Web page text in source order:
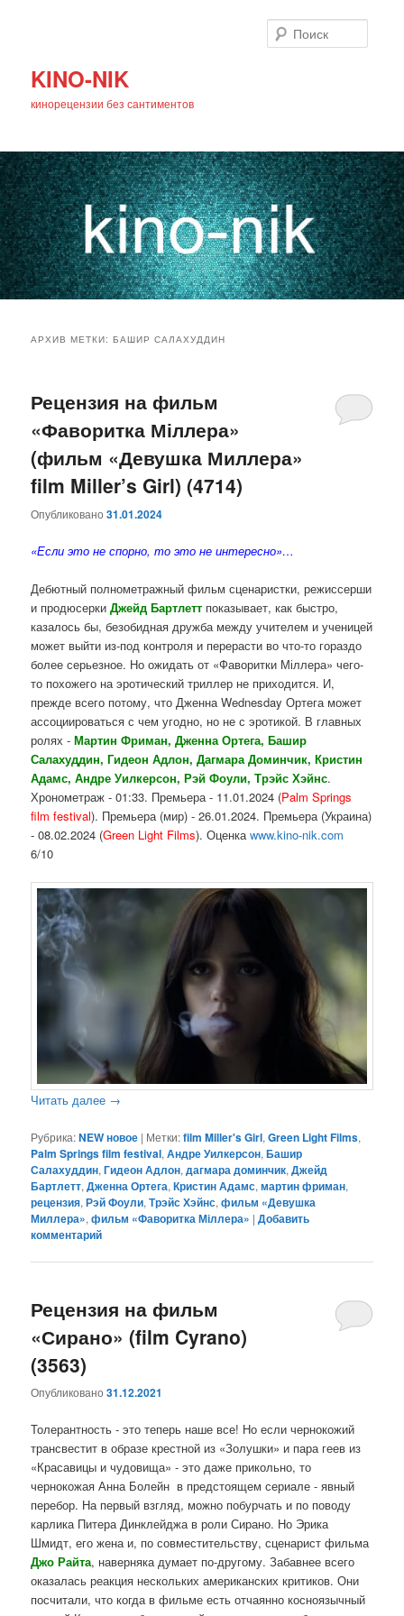
KINO-NIK
кинорецензии без сантиментов
основному
содержимому
дополнительному
содержимому
АРХИВ МЕТКИ:БАШИР САЛАХУДДИН
Рецензия на фильм
«Фаворитка Міллера»
(фильм «Девушка Миллера»
film Miller’s Girl) (4714)
Опубликовано31.01.2024
«Если это не спорно, то это не интересно»…
Дебютный полнометражный фильм сценаристки, режиссерши
и продюсеркиДжейд Бартлетт показывает, как быстро,
казалось бы, безобидная дружба между учителем и ученицей
может выйти из-под контроля и перерасти во что-то гораздо
более серьезное. Но ожидать от «Фаворитки Міллера» чего-
то похожего на эротический триллер не приходится. И,
прежде всего потому, что Дженна Wednesday Ортега может
ассоциироваться с чем угодно, но не с эротикой. В главных
ролях -Мартин Фриман, Дженна Ортега, Башир
Салахуддин, Гидеон Адлон, Дагмара Доминчик, Кристин
Адамс, Андре Уилкерсон, Рэй Фоули, Трэйс Хэйнс.
Хронометраж - 01:33. Премьера - 11.01.2024 (Palm Springs
film festival). Премьера (мир) - 26.01.2024. Премьера (Украина)
- 08.02.2024 (Green Light Films).Оценкаwww.kino-nik.com
6/10
Читать далее →
Рубрика:NEW новое | Метки:film Miller's Girl,Green Light Films,
Palm Springs film festival,Андре Уилкерсон,Башир
Салахуддин,Гидеон Адлон,дагмара доминчик,Джейд
Бартлетт,Дженна Ортега,Кристин Адамс,мартин фриман,
рецензия,Рэй Фоули,Трэйс Хэйнс,фильм «Девушка
Миллера»,фильм «Фаворитка Міллера» |Добавить
комментарий
Рецензия на фильм
«Сирано» (film Cyrano)
(3563)
Опубликовано31.12.2021
Толерантность - это теперь наше все! Но если чернокожий
трансвестит в образе крестной из «Золушки» и пара геев из
«Красавицы и чудовища» - это даже прикольно, то
чернокожая Анна Болейн в предстоящем сериале - явный
перебор. На первый взгляд, можно побурчать и по поводу
карлика Питера Динклейджа в роли Сирано. Но Эрика
Шмидт, его жена и, по совместительству, сценарист фильма
Джо Райта, наверняка думает по-другому. Забавнее всего
оказалась реакция нескольких американских критиков. Они
посчитали, что когда в фильме есть отчаянно косноязычный